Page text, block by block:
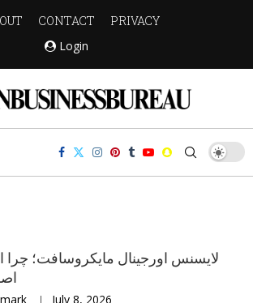
CONTACT
PRIVACY
Login
لایسنس اورجینال مایکروسافت؛ چرا
July 8, 2026